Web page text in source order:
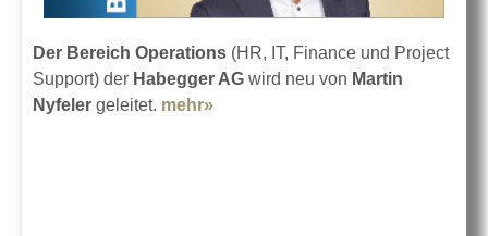
Der Bereich Operations (HR, IT, Finance und Project
Support) der Habegger AG wird neu von Martin
Nyfeler geleitet. mehr»